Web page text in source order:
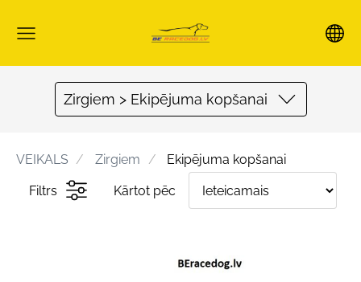
Zirgiem > Ekipējuma kopšanai
VEIKALS Zirgiem Ekipējuma kopšanai
Filtrs Kārtot pēc